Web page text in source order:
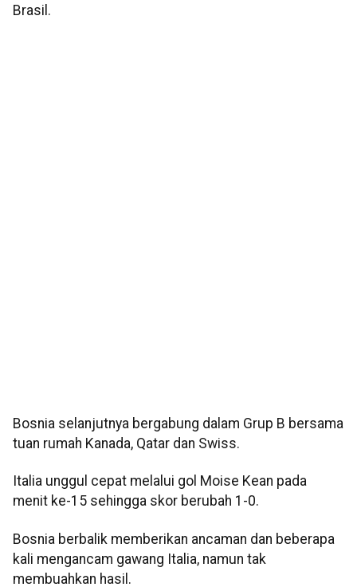
Brasil.
Bosnia selanjutnya bergabung dalam Grup B bersama
tuan rumah Kanada, Qatar dan Swiss.
Italia unggul cepat melalui gol Moise Kean pada
menit ke-15 sehingga skor berubah 1-0.
Bosnia berbalik memberikan ancaman dan beberapa
kali mengancam gawang Italia, namun tak
membuahkan hasil.